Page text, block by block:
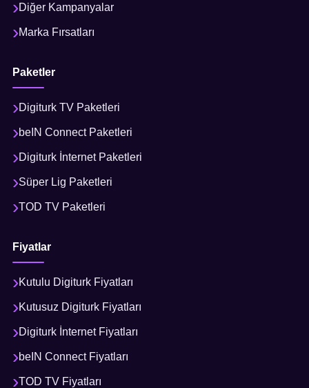
Diğer Kampanyalar
Marka Fırsatları
Paketler
Digiturk TV Paketleri
beIN Connect Paketleri
Digiturk İnternet Paketleri
Süper Lig Paketleri
TOD TV Paketleri
Fiyatlar
Kutulu Digiturk Fiyatları
Kutusuz Digiturk Fiyatları
Digiturk İnternet Fiyatları
beIN Connect Fiyatları
TOD TV Fiyatları